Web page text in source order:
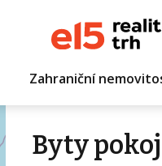
Zahraniční
Byty